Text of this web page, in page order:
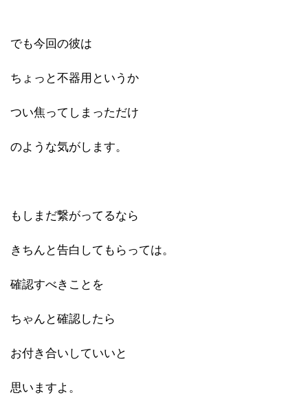
でも今回の彼は
ちょっと不器用というか
つい焦ってしまっただけ
のような気がします。
もしまだ繋がってるなら
きちんと告白してもらっては。
確認すべきことを
ちゃんと確認したら
お付き合いしていいと
思いますよ。